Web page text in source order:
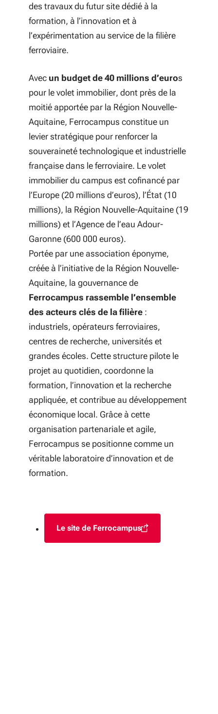
des travaux du futur site dédié à la
formation, à l’innovation et à
l’expérimentation au service de la filière
ferroviaire.
Avec un budget de40 millions d’euros
pour le volet immobilier, dont près de la
moitié apportée par la Région Nouvelle-
Aquitaine, Ferrocampus constitue un
levier stratégique pour renforcer la
souveraineté technologique et industrielle
française dans le ferroviaire. Le volet
immobilier du campus est cofinancé par
l’Europe (20 millions d’euros), l’État (10
millions), la Région Nouvelle-Aquitaine (19
millions) et l’Agence de l’eau Adour-
Garonne (600 000 euros).
Portée par une association éponyme,
créée à l’initiative de la Région Nouvelle-
Aquitaine, la gouvernance de
Ferrocampus rassemble l’ensemble
des acteurs clés de la filière :
industriels, opérateurs ferroviaires,
centres de recherche, universités et
grandes écoles. Cette structure pilote le
projet au quotidien, coordonne la
formation, l’innovation et la recherche
appliquée, et contribue au développement
économique local. Grâce à cette
organisation partenariale et agile,
Ferrocampus se positionne comme un
véritable laboratoire d’innovation et de
formation.
Le site de Ferrocampus
(S'ouvre dans une nouvelle